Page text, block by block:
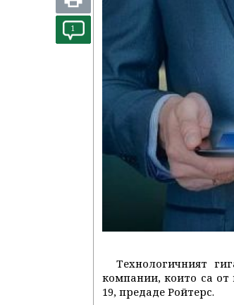
1
Технологичният
компании, които са от
19, предаде Ройтерс.